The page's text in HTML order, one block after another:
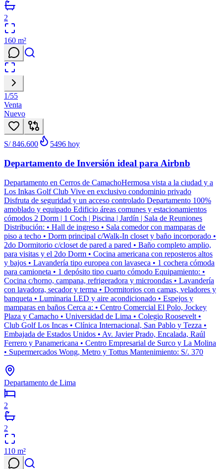
2
160 m²
1/55
Venta
Nuevo
S/ 846.600 5496 hoy
Departamento de Inversión ideal para Airbnb
Departamento en Cerros de CamachoHermosa vista a la ciudad y a
Los Inkas Golf Club Vive en exclusivo condominio privado
Disfruta de seguridad y un acceso controlado Departamento 100%
amoblado y equipado Edificio áreas comunes y estacionamientos
cómodos 2 Dorm | 1 Coch | Piscina | Jardín | Sala de Reuniones
Distribución: • Hall de ingreso • Sala comedor con mamparas de
piso a techo • Dorm principal c/Walk-In closet y baño incorporado •
2do Dormitorio c/closet de pared a pared • Baño completo amplio,
para visitas y el 2do Dorm • Cocina americana con reposteros altos
y bajos • Lavandería tipo europea con lavaseca • 1 cochera cómoda
para camioneta • 1 depósito tipo cuarto cómodo Equipamiento: •
Cocina c/horno, campana, refrigeradora y microondas • Lavandería
con lavadora, secador y terma • Dormitorios con camas, veladores y
banqueta • Luminaria LED y aire acondicionado • Espejos y
mamparas en baños Cerca a: • Centro Comercial El Polo, Jockey
Plaza y Camacho • Universidad de Lima • Colegio Roosevelt •
Club Golf Los Incas • Clínica Internacional, San Pablo y Tezza •
Embajada de Estados Unidos • Av. Javier Prado, Encalada, Raúl
Ferrero y Panamericana • Centro Empresarial de Surco y La Molina
• Supermercados Wong, Metro y Tottus Mantenimiento: S/. 370
Departamento de Lima
2
2
110 m²